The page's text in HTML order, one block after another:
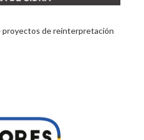
proyectos de reinterpretación